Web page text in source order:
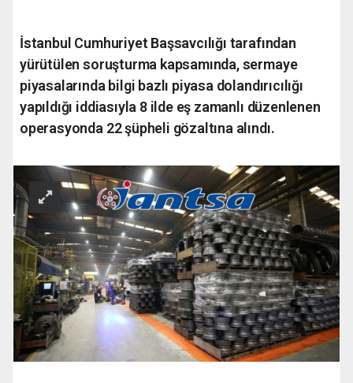
İstanbul Cumhuriyet Başsavcılığı tarafından
yürütülen soruşturma kapsamında, sermaye
piyasalarında bilgi bazlı piyasa dolandırıcılığı
yapıldığı iddiasıyla 8 ilde eş zamanlı düzenlenen
operasyonda 22 şüpheli gözaltına alındı.